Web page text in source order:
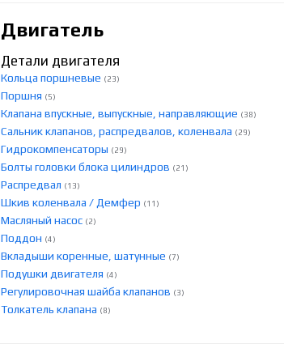
Двигатель
Детали двигателя
Кольца поршневые (23)
Поршня (5)
Клапана впускные, выпускные, направляющие (38)
Сальник клапанов, распредвалов, коленвала (29)
Гидрокомпенсаторы (29)
Болты головки блока цилиндров (21)
Распредвал (13)
Шкив коленвала / Демфер (11)
Масляный насос (2)
Поддон (4)
Вкладыши коренные, шатунные (7)
Подушки двигателя (4)
Регулировочная шайба клапанов (3)
Толкатель клапана (8)